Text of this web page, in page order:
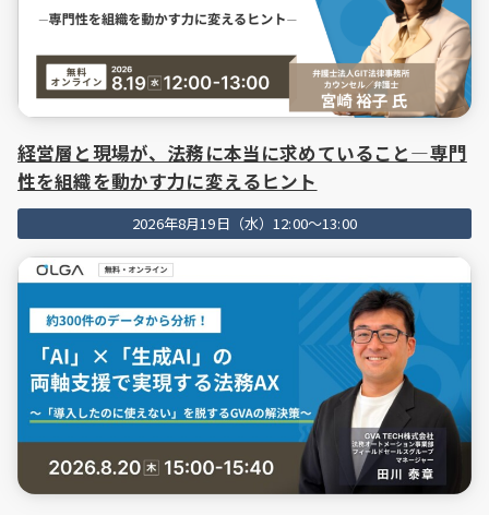
経営層と現場が、法務に本当に求めていること―専門
性を組織を動かす力に変えるヒント
2026年8月19日（水）12:00～13:00